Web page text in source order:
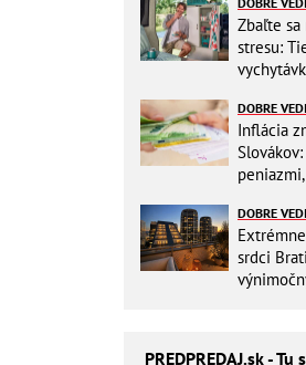
Zbaľte
stresu:
DOBRE
Inflácia
DOBRE
srdci
PREDPREDAJ.sk - Tu